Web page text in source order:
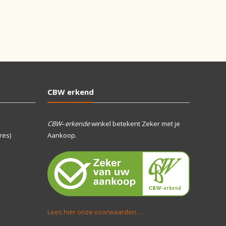
CBW erkend
CBW–erkendewinkel betekent Zeker met je
Aankoop.
Lees hier onze voorwaarden…